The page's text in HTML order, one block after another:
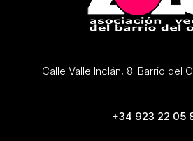
Calle Valle Inclán, 8. Barrio del
+34 923 22 05